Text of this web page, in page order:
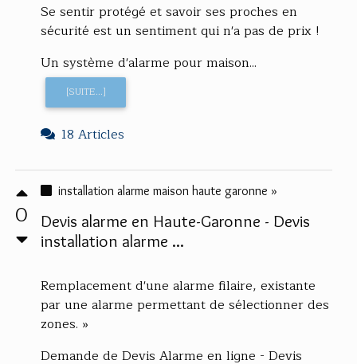
Se sentir protégé et savoir ses proches en
sécurité est un sentiment qui n'a pas de prix !
Un système d'alarme pour maison...
[SUITE...]
18 Articles
0
installation alarme maison haute garonne »
Devis alarme en Haute-Garonne - Devis
installation alarme ...
Remplacement d'une alarme filaire, existante
par une alarme permettant de sélectionner des
zones. »
Demande de Devis Alarme en ligne - Devis